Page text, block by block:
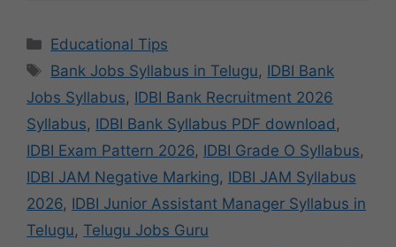
Categories
Educational Tips
Tags
Bank Jobs Syllabus in Telugu, IDBI Bank
Jobs Syllabus, IDBI Bank Recruitment 2026
Syllabus, IDBI Bank Syllabus PDF download ,
IDBI Exam Pattern 2026, IDBI Grade O Syllabus,
IDBI JAM Negative Marking, IDBI JAM Syllabus
2026, IDBI Junior Assistant Manager Syllabus in
Telugu, Telugu Jobs Guru